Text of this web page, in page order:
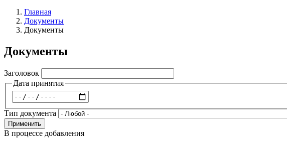
Строка
навигации
Главная
Документы
Документы
Документы
Заголовок
Дата принятия
Дата
Тип документа
Применить
В процессе добавления